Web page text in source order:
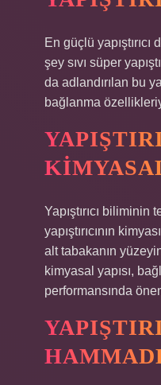
En güçlü
şey sıvı süper
da adlandırılan bu
bağlanma
Yapıştırıcı
yapıştırıcının
alt tabakanın
kimyasal yapısı,
performansında